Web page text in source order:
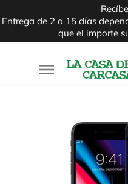
Entrega de 2 a 15 días
que el importe
